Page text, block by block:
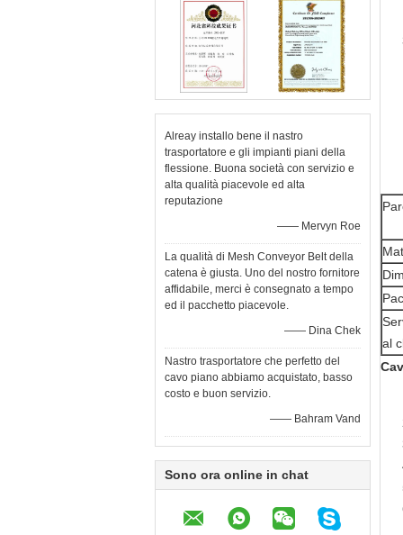
Alreay installo bene il nastro
trasportatore e gli impianti piani della
flessione. Buona società con servizio e
alta qualità piacevole ed alta
reputazione
—— Mervyn Roe
La qualità di Mesh Conveyor Belt della
catena è giusta. Uno del nostro fornitore
affidabile, merci è consegnato a tempo
ed il pacchetto piacevole.
—— Dina Chek
Nastro trasportatore che perfetto del
cavo piano abbiamo acquistato, basso
costo e buon servizio.
—— Bahram Vand
Sono ora online in chat
al